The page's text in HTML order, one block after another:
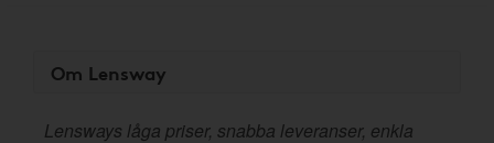
Om Lensway
Lensways låga priser, snabba leveranser, enkla